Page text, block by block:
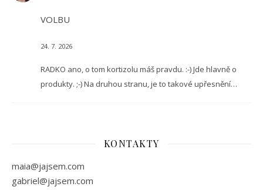
VOLBU
24. 7. 2026
RADKO ano, o tom kortizolu máš pravdu. :-) Jde hlavně o
produkty. ;-) Na druhou stranu, je to takové upřesnění…
KONTAKTY
maia@jajsem.com
gabriel@jajsem.com